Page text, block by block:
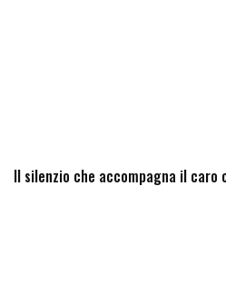
Il silenzio che accompagna il caro